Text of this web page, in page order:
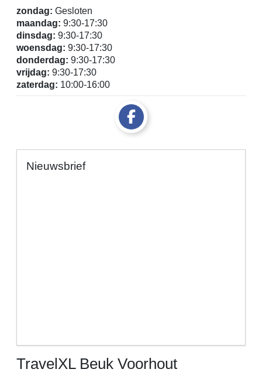
zondag: Gesloten
maandag: 9:30-17:30
dinsdag: 9:30-17:30
woensdag: 9:30-17:30
donderdag: 9:30-17:30
vrijdag: 9:30-17:30
zaterdag: 10:00-16:00
Nieuwsbrief
TravelXL Beuk Voorhout